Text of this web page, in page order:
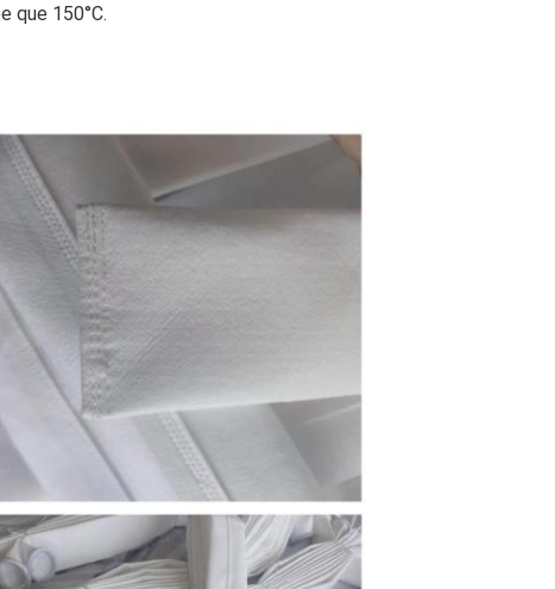
que 150°C.